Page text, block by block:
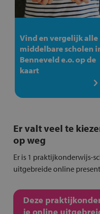
Vind en vergelijk alle
middelbare scholen
Benneveld e.o. op de
kaart
Er valt veel te
op weg
Er is 1 praktijkonderwijs-
uitgebreide online
Deze